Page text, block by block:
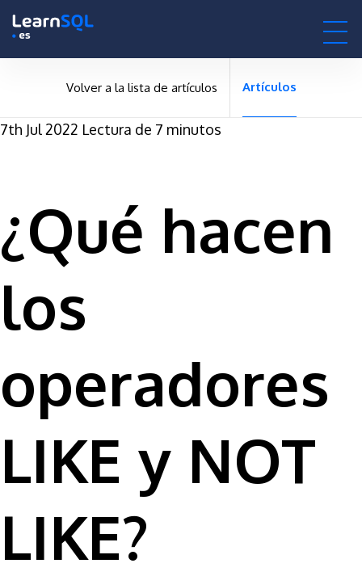
Volver a la lista de artículos Artículos
7th Jul 2022 Lectura de 7 minutos
¿Qué hacen
los
operadores
LIKE y NOT
LIKE?